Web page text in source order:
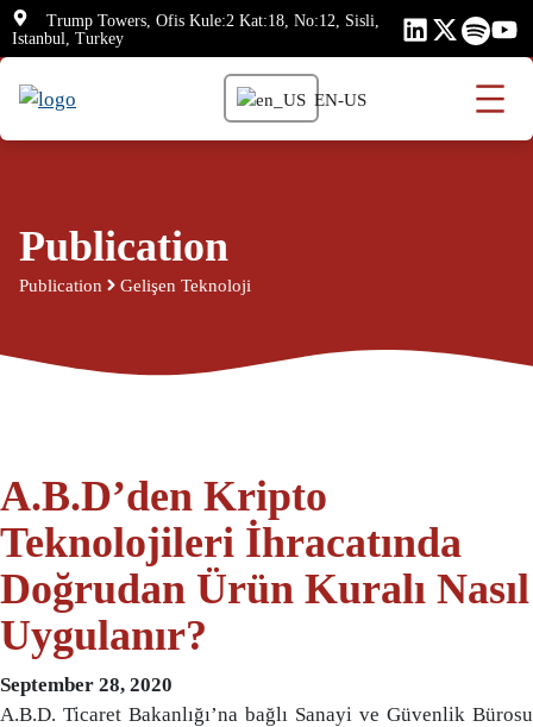
Skip
to
Trump Towers, Ofis Kule:2 Kat:18, No:12, Sisli,
Istanbul, Turkey
EN-US
Publication
Publication Gelişen Teknoloji
A.B.D’den Kripto
Teknolojileri İhracatında
Doğrudan Ürün Kuralı Nasıl
Uygulanır?
September 28, 2020
A.B.D. Ticaret Bakanlığı’na bağlı Sanayi ve Güvenlik Bürosu